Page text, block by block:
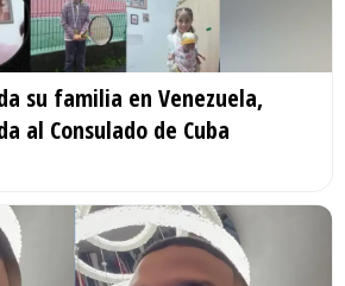
su familia en Venezuela,
al Consulado de Cuba